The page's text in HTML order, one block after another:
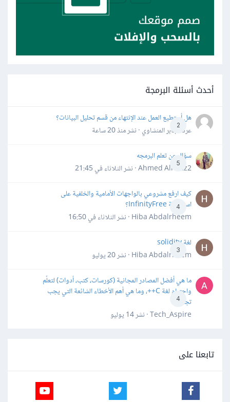
أحدث أسئلة البرمجة
2
هل أستطيع العمل عند الإنتهاء من قسم تحليل البيانات؟
عرفه جابر المنشاوي · نشرمنذ 20 ساعة
5
سؤال عن تعلم البرمجه
Ahmed Alhafiz2 · نشر
الثلاثاء في 21:45
4
كيف ارفع مشروعي بالواجهات الأمامية والخلفية على
استضافة InfinityFree؟
Hiba Abdalrheem · نشر
الثلاثاء في 16:50
3
لغة solidity
Hiba Abdalrheem · نشر
20 يوليو
4
ما هي أفضل المصادر المجانية (كورسات، كتب، أدوات) لتعلّم
واحترام لغة C++، وما هي أهم الأخطاء الشائعة التي يجب
تجنبها؟
Tech_Aspire · نشر
14 يوليو
تابعنا على